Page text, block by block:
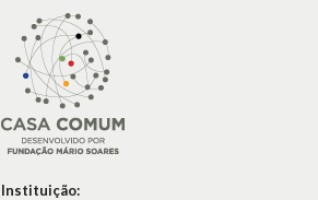
Instituição: